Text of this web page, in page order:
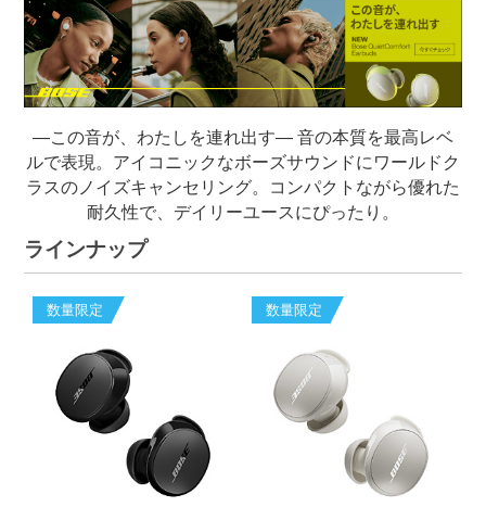
―この音が、わたしを連れ出す― 音の本質を最高レベ
ルで表現。アイコニックなボーズサウンドにワールドク
ラスのノイズキャンセリング。コンパクトながら優れた
耐久性で、デイリーユースにぴったり。
ラインナップ
数量限定 数量限定